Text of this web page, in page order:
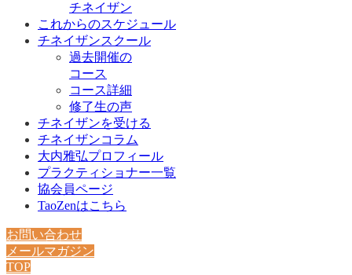
チネイザン
これからのスケジュール
チネイザンスクール
過去開催の
コース
コース詳細
修了生の声
チネイザンを受ける
チネイザンコラム
大内雅弘プロフィール
プラクティショナー一覧
協会員ページ
TaoZenはこちら
お問い合わせ
メールマガジン
TOP